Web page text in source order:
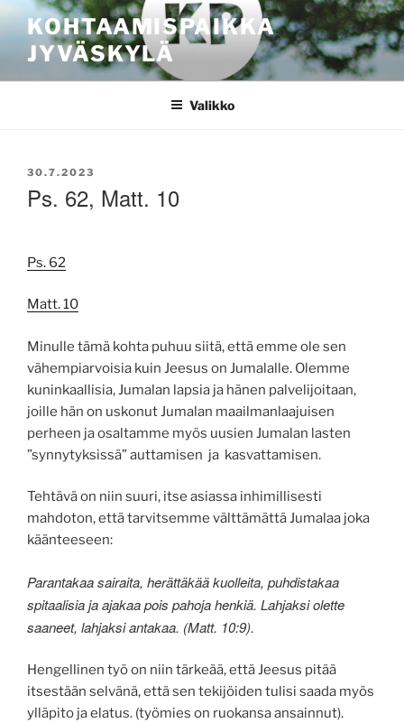
sisältöönKOHTAAMISPAIKKA
JYVÄSKYLÄ
Valikko
JULKAISTU
30.7.2023
Ps. 62, Matt. 10
Ps. 62
Matt. 10
Minulle tämä kohta puhuu siitä, että emme ole sen
vähempiarvoisia kuin Jeesus on Jumalalle. Olemme
kuninkaallisia, Jumalan lapsia ja hänen palvelijoitaan,
joille hän on uskonut Jumalan maailmanlaajuisen
perheen ja osaltamme myös uusien Jumalan lasten
”synnytyksissä” auttamisen ja kasvattamisen.
Tehtävä on niin suuri, itse asiassa inhimillisesti
mahdoton, että tarvitsemme välttämättä Jumalaa joka
käänteeseen:
Parantakaa sairaita, herättäkää kuolleita, puhdistakaa
spitaalisia ja ajakaa pois pahoja henkiä. Lahjaksi olette
saaneet, lahjaksi antakaa. (Matt. 10:9).
Hengellinen työ on niin tärkeää, että Jeesus pitää
itsestään selvänä, että sen tekijöiden tulisi saada myös
ylläpito ja elatus. (työmies on ruokansa ansainnut).